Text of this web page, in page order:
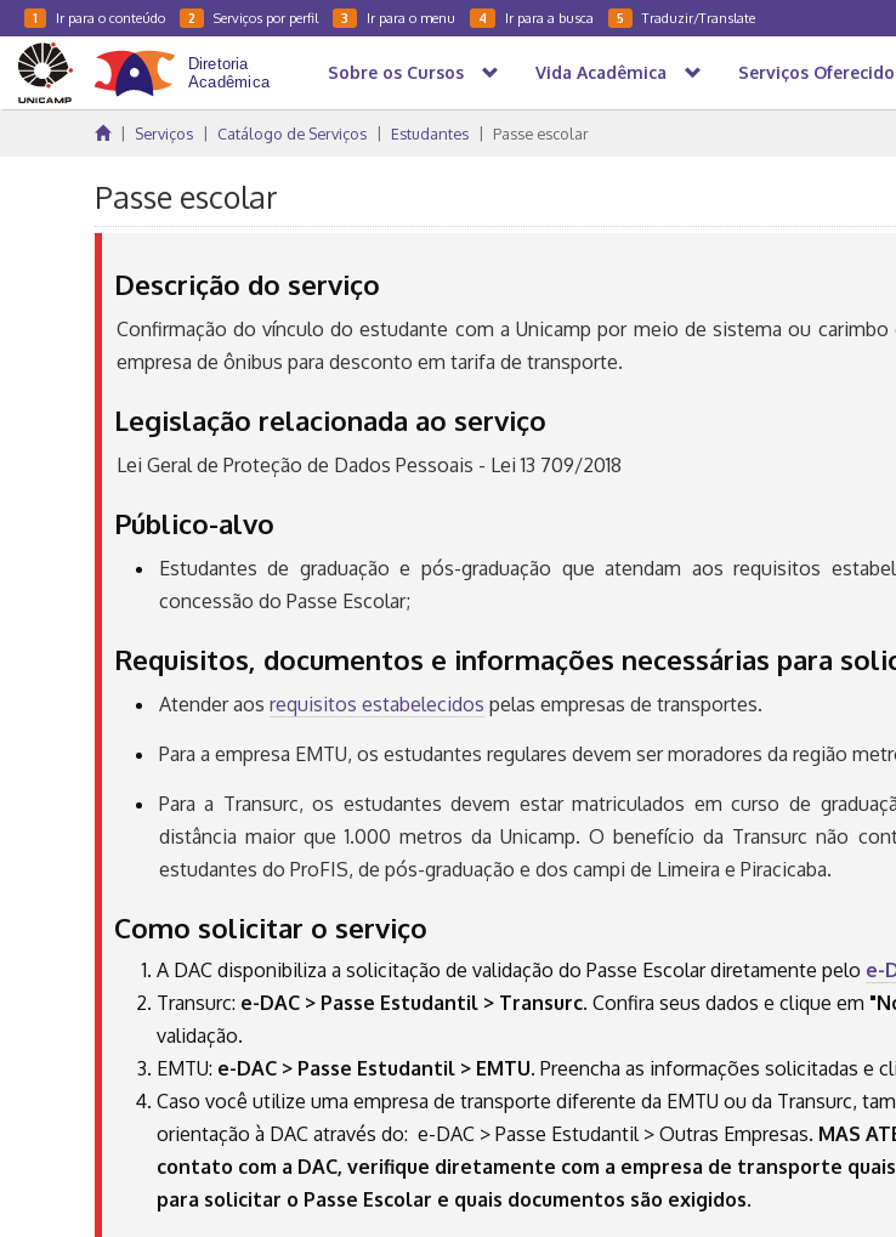
1 Ir para o conteúdo 2 Serviços por perfil 3 Ir para o menu 4 Ir para a busca 5 Traduzir/Translate
Sobre os Cursos Vida Acadêmica Serviços
Serviços Catálogo de Serviços Estudantes Passe escolar
Passe escolar
Descrição do serviço
Confirmação do vínculo do estudante com a Unicamp por meio de sistema ou
empresa de ônibus para desconto em tarifa de transporte.
Legislação relacionada ao serviço
Lei Geral de Proteção de Dados Pessoais - Lei 13 709/2018
Público-alvo
Estudantes de graduação e pós-graduação que atendam aos requisitos
concessão do Passe Escolar;
Requisitos, documentos e informações necessárias para
Atender aos requisitos estabelecidos pelas empresas de transportes.
Para a empresa EMTU, os estudantes regulares devem ser moradores da região
Para a Transurc, os estudantes devem estar matriculados em curso de
distância maior que 1.000 metros da Unicamp. O benefício da Transurc não
estudantes do ProFIS, de pós-graduação e dos campi de Limeira e Piracicaba.
Como solicitar o serviço
A DAC disponibiliza a solicitação de validação do Passe Escolar diretamente pelo e-
Transurc: e-DAC > Passe Estudantil > Transurc. Confira seus dados e clique em
validação.
EMTU: e-DAC > Passe Estudantil > EMTU. Preencha as informações solicitadas e
Caso você utilize uma empresa de transporte diferente da EMTU ou da Transurc,
orientação à DAC através do: e-DAC > Passe Estudantil > Outras Empresas. MAS
contato com a DAC, verifique diretamente com a empresa de transporte
para solicitar o Passe Escolar e quais documentos são exigidos.